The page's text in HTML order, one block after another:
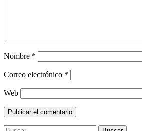
Nombre *
Correo electrónico *
Web
Buscar: